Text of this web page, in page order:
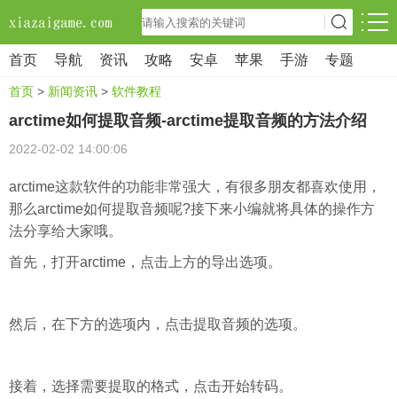
首页 导航 资讯 攻略 安卓 苹果 手游 专题
首页 > 新闻资讯 > 软件教程
arctime如何提取音频-arctime提取音频的方法介绍
2022-02-02 14:00:06
arctime这款软件的功能非常强大，有很多朋友都喜欢使用，
那么arctime如何提取音频呢?接下来小编就将具体的操作方
法分享给大家哦。
首先，打开arctime，点击上方的导出选项。
然后，在下方的选项内，点击提取音频的选项。
接着，选择需要提取的格式，点击开始转码。